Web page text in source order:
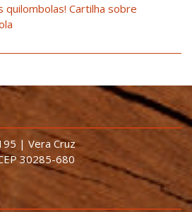
quilombolas! Cartilha sobre
| Vera Cruz
30285-680